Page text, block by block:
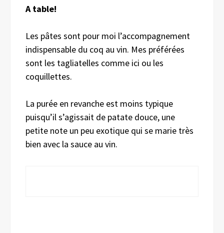
A table!
Les pâtes sont pour moi l’accompagnement
indispensable du coq au vin. Mes préférées
sont les tagliatelles comme ici ou les
coquillettes.
La purée en revanche est moins typique
puisqu’il s’agissait de patate douce, une
petite note un peu exotique qui se marie très
bien avec la sauce au vin.